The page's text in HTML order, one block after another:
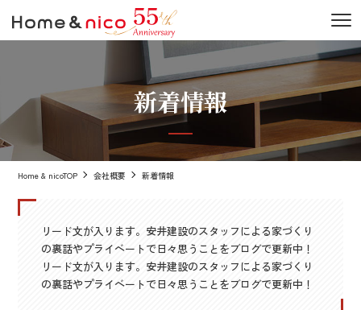
新着情報
Home & nicoTOP 会社概要 新着情報
リード文が入ります。安井建設のスタッフによる家づくり
の裏話やプライベートで日々思うことをブログで更新中！
リード文が入ります。安井建設のスタッフによる家づくり
の裏話やプライベートで日々思うことをブログで更新中！